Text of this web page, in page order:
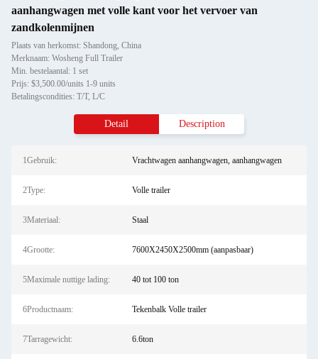
aanhangwagen met volle kant voor het vervoer van
zandkolenmijnen
Plaats van herkomst: Shandong, China
Merknaam: Wosheng Full Trailer
Min. bestelaantal: 1 set
Prijs: $3,500.00/units 1-9 units
Betalingscondities: T/T, L/C
Detail Description
1Gebruik: Vrachtwagen aanhangwagen, aanhangwagen
2Type: Volle trailer
3Materiaal: Staal
4Grootte: 7600X2450X2500mm (aanpasbaar)
5Maximale nuttige lading: 40 tot 100 ton
6Productnaam: Tekenbalk Volle trailer
7Tarragewicht: 6.6ton